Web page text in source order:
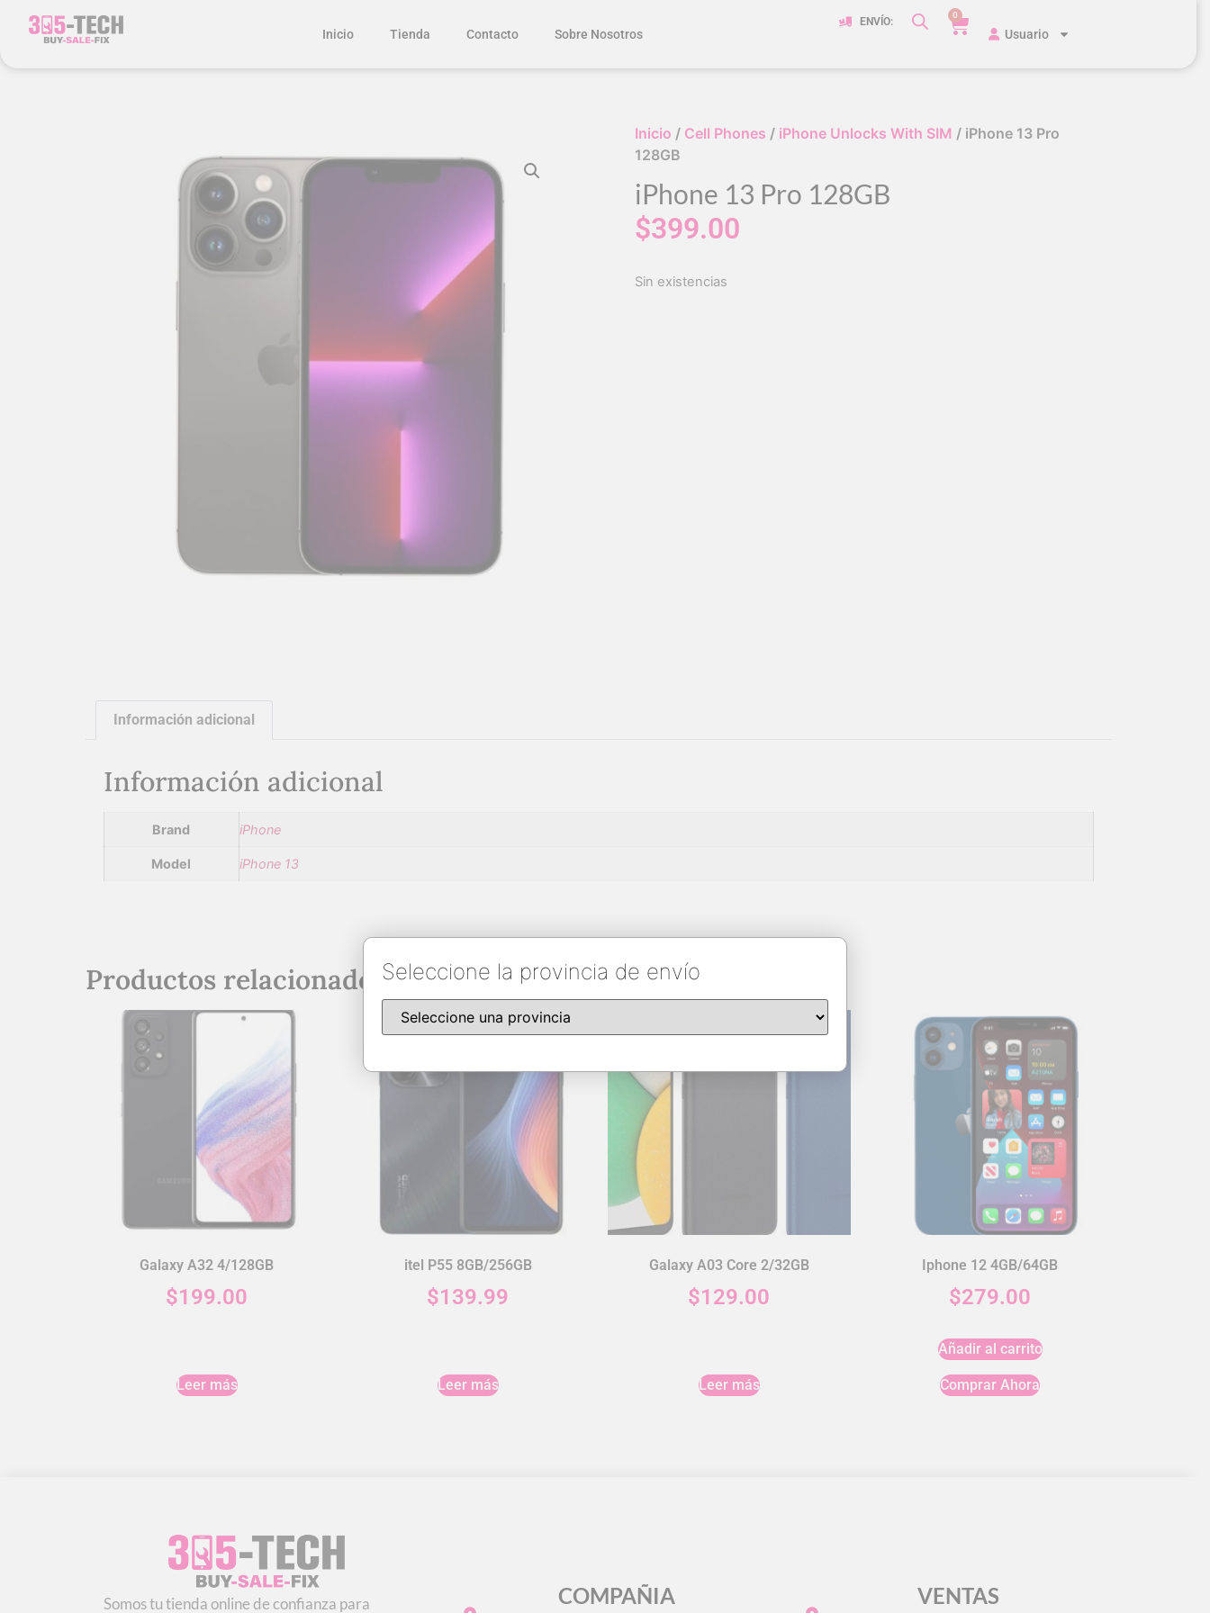
Inicio Tienda Contacto Sobre Nosotros
ENVÍO:
0
Usuario
Inicio / Cell Phones / iPhone Unlocks With SIM / iPhone 13 Pro
128GB
iPhone 13 Pro 128GB
$399.00
Sin existencias
Información adicional
Información adicional
Brand iPhone
Model iPhone 13
Productos relacionados
Galaxy A32 4/128GB
$199.00
Leer más
itel P55 8GB/256GB
$139.99
Leer más
Galaxy A03 Core 2/32GB
$129.00
Leer más
Iphone 12 4GB/64GB
$279.00
Añadir al carrito
Comprar Ahora
Somos tu tienda online de confianza para COMPAÑIA VENTAS
Seleccione la provincia de envío